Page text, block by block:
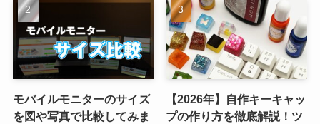
モバイルモニターのサイズ
を図や写真で比較してみま
【2026年】自作キーキャッ
プの作り方を徹底解説！ツ